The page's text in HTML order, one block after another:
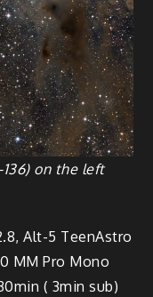
on the left
Alt-5 TeenAstro
MM Pro Mono
( 3min sub)